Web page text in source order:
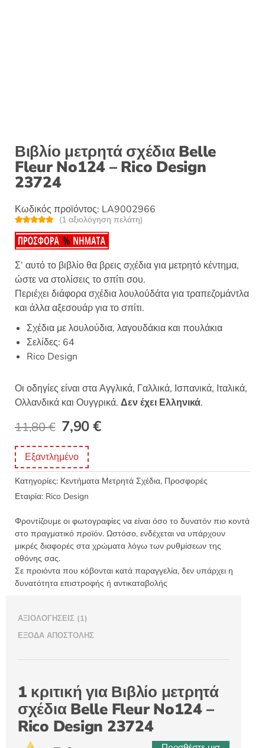
Βιβλίο μετρητά σχέδια Belle
Fleur No124 – Rico Design
23724
Κωδικός προϊόντος: LA9002966
Βαθμολογή
θηκε με5.00
από 5 με
βάση
1
πελάτη
(1 αξιολόγηση πελάτη)
Σ’ αυτό το βιβλίο θα βρεις σχέδια για μετρητό κέντημα,
ώστε να στολίσεις το σπίτι σου.
Περιέχει διάφορα σχέδια λουλούδάτα για τραπεζομάντλα
και άλλα αξεσουάρ για το σπίτι.
Σχέδια με λουλούδια, λαγουδάκια και πουλάκια
Σελίδες: 64
Rico Design
Οι οδηγίες είναι στα Αγγλικά, Γαλλικά, Ισπανικά, Ιταλικά,
Ολλανδικά και Ουγγρικά. Δεν έχει Ελληνικά.
11,80€ Original
price
was:
11,80 €.
7,90€Η
τιμή
είναι:
Εξαντλημένο
Κατηγορίες: Κεντήματα Μετρητά Σχέδια, Προσφορές
Εταιρία: Rico Design
Φροντίζουμε οι φωτογραφίες να είναι όσο το δυνατόν πιο κοντά
στο πραγματικό προϊόν. Ωστόσο, ενδέχεται να υπάρχουν
μικρές διαφορές στα χρώματα λόγω των ρυθμίσεων της
οθόνης σας.
Σε προιόντα που κόβονται κατά παραγγελία, δεν υπάρχει η
δυνατότητα επιστροφής ή αντικαταβολής
ΑΞΙΟΛΟΓΉΣΕΙΣ (1)
ΈΞΟΔΑ ΑΠΟΣΤΟΛΉΣ
1 κριτική για Βιβλίο μετρητά
σχέδια Belle Fleur No124 –
Rico Design 23724